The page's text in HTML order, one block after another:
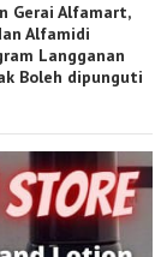
Gerai Alfamart,
Alfamidi
Langganan
Boleh dipunguti